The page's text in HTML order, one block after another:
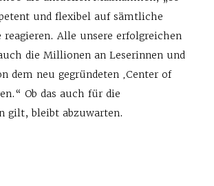
und flexibel auf sämtliche
reagieren. Alle unsere erfolgreichen
die Millionen an Leserinnen und
dem neu gegründeten ‚Center of
Ob das auch für die
gilt, bleibt abzuwarten.